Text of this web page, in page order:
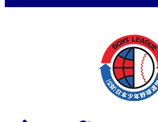
中！